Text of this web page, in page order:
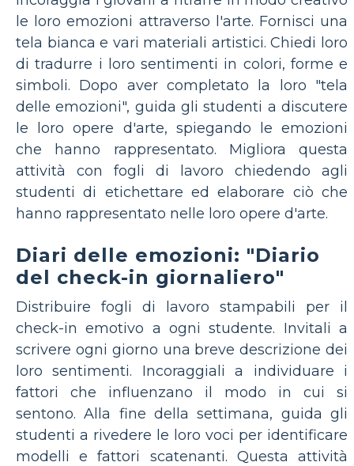
le loro emozioni attraverso l'arte. Fornisci una
tela bianca e vari materiali artistici. Chiedi loro
di tradurre i loro sentimenti in colori, forme e
simboli. Dopo aver completato la loro "tela
delle emozioni", guida gli studenti a discutere
le loro opere d'arte, spiegando le emozioni
che hanno rappresentato. Migliora questa
attività con fogli di lavoro chiedendo agli
studenti di etichettare ed elaborare ciò che
hanno rappresentato nelle loro opere d'arte.
Diari delle emozioni: "Diario
del check-in giornaliero"
Distribuire fogli di lavoro stampabili per il
check-in emotivo a ogni studente. Invitali a
scrivere ogni giorno una breve descrizione dei
loro sentimenti. Incoraggiali a individuare i
fattori che influenzano il modo in cui si
sentono. Alla fine della settimana, guida gli
studenti a rivedere le loro voci per identificare
modelli e fattori scatenanti. Questa attività